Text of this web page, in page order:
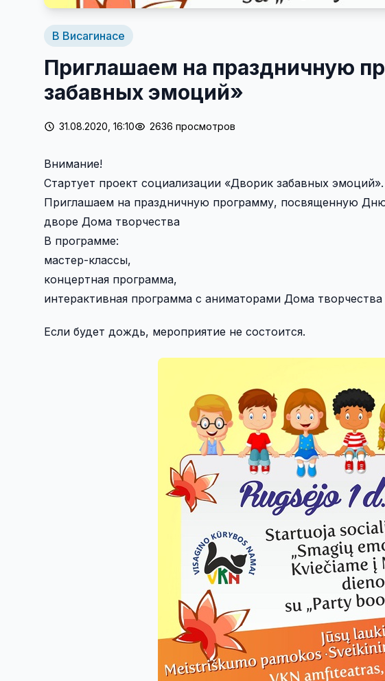
В Висагинасе
Приглашаем на праздничную
забавных эмоций»
31.08.2020, 16:10 2636 просмотров
Внимание!
Стартует проект социализации «Дворик забавных эмоций».
Приглашаем на праздничную программу, посвященную Дню
дворе Дома творчества
В программе:
мастер-классы,
концертная программа,
интерактивная программа с аниматорами Дома
Если будет дождь, мероприятие не состоится.